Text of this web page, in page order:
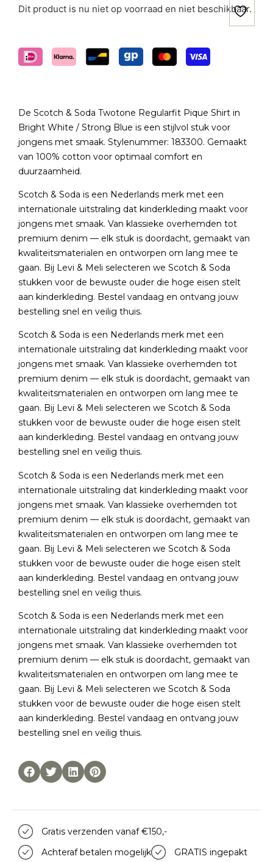
Dit product is nu niet op voorraad en niet beschikbaar.
De Scotch & Soda Twotone Regularfit Pique Shirt in
Bright White / Strong Blue is een stijlvol stuk voor
jongens met smaak. Stylenummer: 183300. Gemaakt
van 100% cotton voor optimaal comfort en
duurzaamheid.
Scotch & Soda is een Nederlands merk met een
internationale uitstraling dat kinderkleding maakt voor
jongens met smaak. Van klassieke overhemden tot
premium denim — elk stuk is doordacht, gemaakt van
kwaliteitsmaterialen en ontworpen om lang mee te
gaan. Bij Levi & Meli selecteren we Scotch & Soda
stukken voor de bewuste ouder die hoge eisen stelt
aan kinderkleding. Bestel vandaag en ontvang jouw
bestelling snel en veilig thuis.
Scotch & Soda is een Nederlands merk met een
internationale uitstraling dat kinderkleding maakt voor
jongens met smaak. Van klassieke overhemden tot
premium denim — elk stuk is doordacht, gemaakt van
kwaliteitsmaterialen en ontworpen om lang mee te
gaan. Bij Levi & Meli selecteren we Scotch & Soda
stukken voor de bewuste ouder die hoge eisen stelt
aan kinderkleding. Bestel vandaag en ontvang jouw
bestelling snel en veilig thuis.
Scotch & Soda is een Nederlands merk met een
internationale uitstraling dat kinderkleding maakt voor
jongens met smaak. Van klassieke overhemden tot
premium denim — elk stuk is doordacht, gemaakt van
kwaliteitsmaterialen en ontworpen om lang mee te
gaan. Bij Levi & Meli selecteren we Scotch & Soda
stukken voor de bewuste ouder die hoge eisen stelt
aan kinderkleding. Bestel vandaag en ontvang jouw
bestelling snel en veilig thuis.
Scotch & Soda is een Nederlands merk met een
internationale uitstraling dat kinderkleding maakt voor
jongens met smaak. Van klassieke overhemden tot
premium denim — elk stuk is doordacht, gemaakt van
kwaliteitsmaterialen en ontworpen om lang mee te
gaan. Bij Levi & Meli selecteren we Scotch & Soda
stukken voor de bewuste ouder die hoge eisen stelt
aan kinderkleding. Bestel vandaag en ontvang jouw
bestelling snel en veilig thuis.
Gratis verzenden vanaf €150,-
Achteraf betalen mogelijk
GRATIS ingepakt